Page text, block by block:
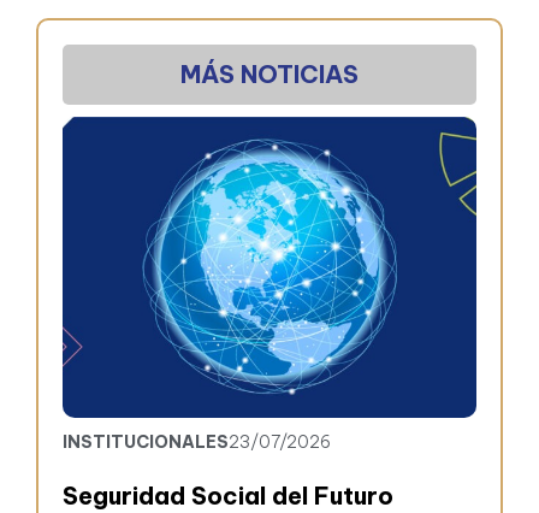
MÁS NOTICIAS
INSTITUCIONALES23/07/2026
Seguridad Social del Futuro